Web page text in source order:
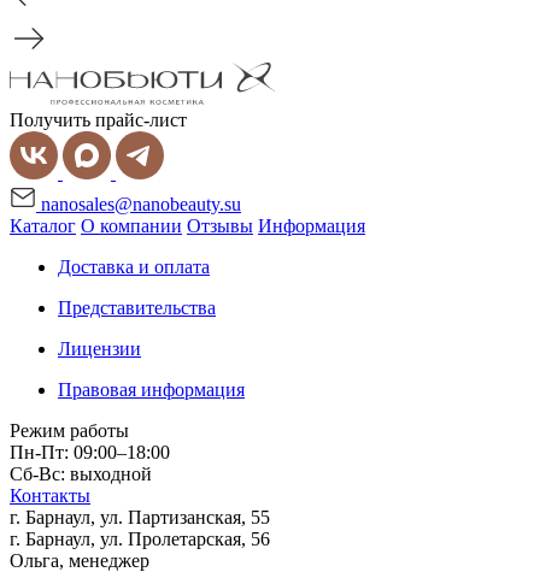
Получить прайс-лист
nanosales@nanobeauty.su
Каталог О компании Отзывы Информация
Доставка и оплата
Представительства
Лицензии
Правовая информация
Режим работы
Пн-Пт: 09:00–18:00
Сб-Вс: выходной
Контакты
г. Барнаул, ул. Партизанская, 55
г. Барнаул, ул. Пролетарская, 56
Ольга, менеджер